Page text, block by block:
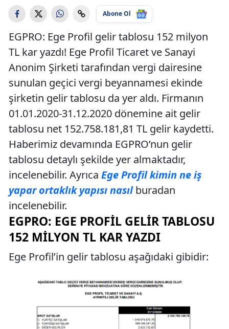
Abone Ol
EGPRO: Ege Profil gelir tablosu 152 milyon
TL kar yazdı! Ege Profil Ticaret ve Sanayi
Anonim Şirketi tarafından vergi dairesine
sunulan geçici vergi beyannamesi ekinde
şirketin gelir tablosu da yer aldı. Firmanın
01.01.2020-31.12.2020 dönemine ait gelir
tablosu net 152.758.181,81 TL gelir kaydetti.
Haberimiz devamında EGPRO’nun gelir
tablosu detaylı şekilde yer almaktadır,
incelenebilir. Ayrıca Ege Profil kimin ne iş
yapar ortaklık yapısı nasılburadan
incelenebilir.
EGPRO: EGE PROFIL GELIR TABLOSU
152 MILYON TL KAR YAZDI
Ege Profil’in gelir tablosu aşağıdaki gibidir: